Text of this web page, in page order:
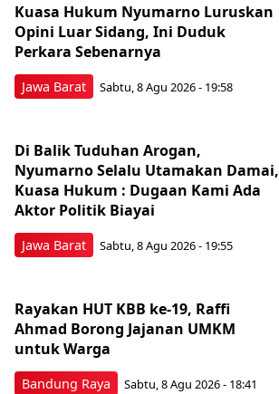
Jawa Barat
Kuasa Hukum Nyumarno Luruskan
Opini Luar Sidang, Ini Duduk
Perkara Sebenarnya ​
Sabtu, 8 Agu 2026 - 19:58
Jawa Barat
Di Balik Tuduhan Arogan,
Nyumarno Selalu Utamakan Damai,
Kuasa Hukum : Dugaan Kami Ada
Aktor Politik Biayai
Sabtu, 8 Agu 2026 - 19:55
Bandung Raya
Rayakan HUT KBB ke-19, Raffi
Ahmad Borong Jajanan UMKM
untuk Warga
Sabtu, 8 Agu 2026 - 18:41